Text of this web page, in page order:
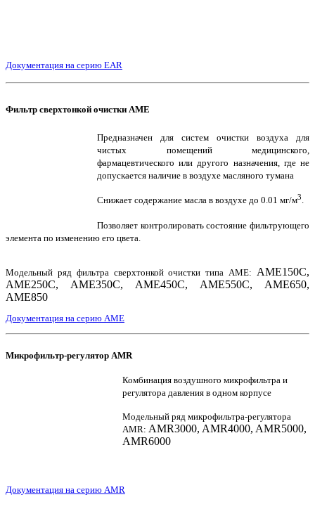
Документация на серию EAR
Фильтр сверхтонкой очистки AME
Предназначен для систем очистки воздуха для
чистых помещений медицинского,
фармацевтического или другого назначения, где не
допускается наличие в воздухе масляного тумана
Снижает содержание масла в воздухе до 0.01 мг/м3.
Позволяет контролировать состояние фильтрующего
элемента по изменению его цвета.
Модельный ряд фильтра сверхтонкой очистки типа AME: AME150C,
AME250C, AME350C, AME450C, AME550C, AME650,
AME850
Документация на серию AME
Микрофильтр-регулятор AMR
Комбинация воздушного микрофильтра и
регулятора давления в одном корпусе
Модельный ряд микрофильтра-регулятора
AMR: AMR3000, AMR4000, AMR5000,
AMR6000
Документация на серию AMR